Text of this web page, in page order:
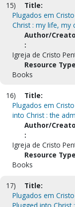
15)
Title:
Plugados em
Christ : my life, my
Author/
:
Igreja de Cristo
Resource
Books
16)
Title:
Plugados em
into Christ : the
Author/
:
Igreja de Cristo
Resource
Books
17)
Title:
Plugados em